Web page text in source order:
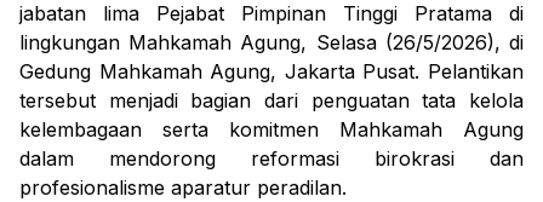
jabatan lima Pejabat Pimpinan Tinggi Pratama di
lingkungan Mahkamah Agung, Selasa (26/5/2026), di
Gedung Mahkamah Agung, Jakarta Pusat. Pelantikan
tersebut menjadi bagian dari penguatan tata kelola
kelembagaan serta komitmen Mahkamah Agung
dalam mendorong reformasi birokrasi dan
profesionalisme aparatur peradilan.